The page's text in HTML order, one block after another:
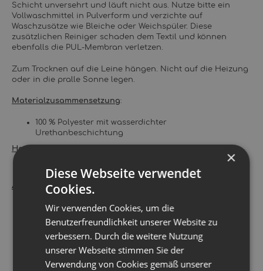
Schicht unversehrt und läuft nicht aus. Nutze bitte ein
Vollwaschmittel in Pulverform und verzichte auf
Waschzusätze wie Bleiche oder Weichspüler. Diese
zusätzlichen Reiniger schaden dem Textil und können
ebenfalls die PUL-Membran verletzen.
Zum Trocknen auf die Leine hängen. Nicht auf die Heizung
oder in die pralle Sonne legen.
Materialzusammensetzung:
100 % Polyester mit wasserdichter
Urethanbeschichtung
Herstellungsland
USA
Abmaße:
26,5 cm x 14 cm
×
Diese Webseite verwendet
Cookies.
Wir verwenden Cookies, um die
Benutzerfreundlichkeit unserer Website zu
verbessern. Durch die weitere Nutzung
unserer Webseite stimmen Sie der
Verwendung von Cookies gemäß unserer